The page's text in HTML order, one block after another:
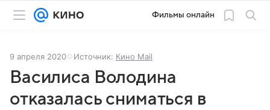
Фильмы онлайн
9 апреля 2020 Источник: Кино Mail
Василиса Володина
отказалась сниматься в